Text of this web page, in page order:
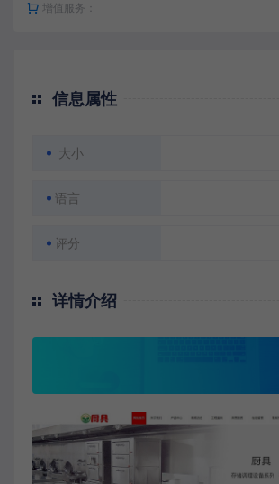
增值服务：
信息属性
大小
语言
评分
详情介绍